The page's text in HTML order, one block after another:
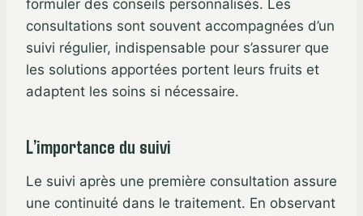
formuler des conseils personnalisés. Les
consultations sont souvent accompagnées d’un
suivi régulier, indispensable pour s’assurer que
les solutions apportées portent leurs fruits et
adaptent les soins si nécessaire.
L’importance du suivi
Le suivi après une première consultation assure
une continuité dans le traitement. En observant